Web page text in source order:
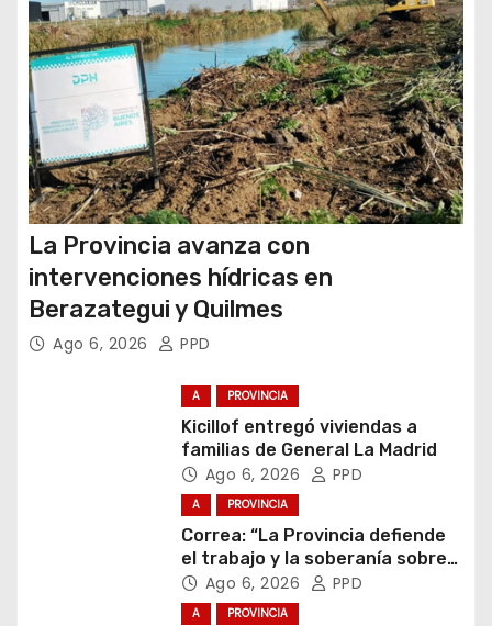
a
d
a
s
La Provincia avanza con
intervenciones hídricas en
Berazategui y Quilmes
Ago 6, 2026 PPD
A PROVINCIA
Kicillof entregó viviendas a
familias de General La Madrid
Ago 6, 2026 PPD
A PROVINCIA
Correa: “La Provincia defiende
el trabajo y la soberanía sobre
puertos y ríos”
Ago 6, 2026 PPD
A PROVINCIA